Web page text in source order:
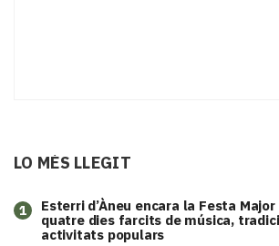
LO MÉS LLEGIT
1
Esterri d’Àneu encara la Festa
quatre dies farcits de música,
activitats populars